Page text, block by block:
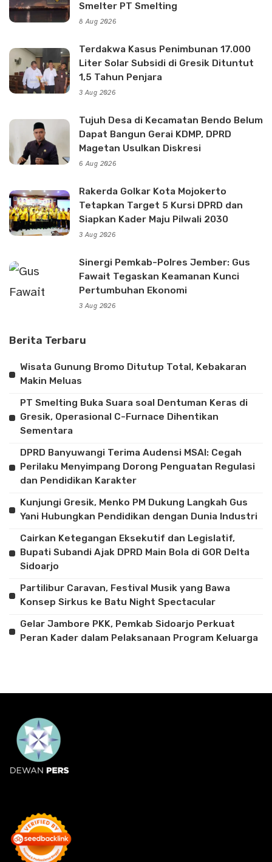
Smelter PT Smelting
8 Aug 2026
Terdakwa Kasus Penimbunan 17.000
Liter Solar Subsidi di Gresik Dituntut
1,5 Tahun Penjara
3 Aug 2026
Tujuh Desa di Kecamatan Bendo Belum
Dapat Bangun Gerai KDMP, DPRD
Magetan Usulkan Diskresi
6 Aug 2026
Rakerda Golkar Kota Mojokerto
Tetapkan Target 5 Kursi DPRD dan
Siapkan Kader Maju Pilwali 2030
3 Aug 2026
Sinergi Pemkab-Polres Jember: Gus
Fawait Tegaskan Keamanan Kunci
Pertumbuhan Ekonomi
3 Aug 2026
Berita Terbaru
Wisata Gunung Bromo Ditutup Total, Kebakaran
Makin Meluas
PT Smelting Buka Suara soal Dentuman Keras di
Gresik, Operasional C-Furnace Dihentikan
Sementara
DPRD Banyuwangi Terima Audensi MSAI: Cegah
Perilaku Menyimpang Dorong Penguatan Regulasi
dan Pendidikan Karakter
Kunjungi Gresik, Menko PM Dukung Langkah Gus
Yani Hubungkan Pendidikan dengan Dunia Industri
Cairkan Ketegangan Eksekutif dan Legislatif,
Bupati Subandi Ajak DPRD Main Bola di GOR Delta
Sidoarjo
Partilibur Caravan, Festival Musik yang Bawa
Konsep Sirkus ke Batu Night Spectacular
Gelar Jambore PKK, Pemkab Sidoarjo Perkuat
Peran Kader dalam Pelaksanaan Program Keluarga